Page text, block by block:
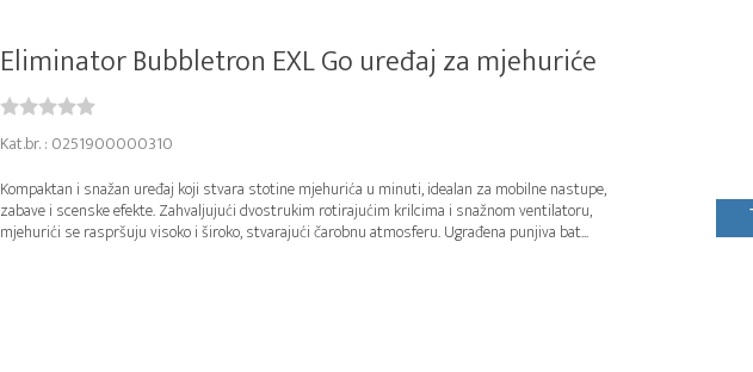
Eliminator Bubbletron EXL Go uređaj za mjehuriće
Kat.br. : 0251900000310
Kompaktan i snažan uređaj koji stvara stotine mjehurića u minuti, idealan za mobilne nastupe,
zabave i scenske efekte. Zahvaljujući dvostrukim rotirajućim krilcima i snažnom ventilatoru,
mjehurići se raspršuju visoko i široko, stvarajući čarobnu atmosferu. Ugrađena punjiva bat...